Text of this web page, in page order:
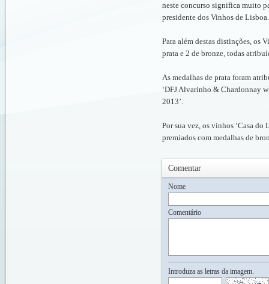
neste concurso significa muito
presidente dos Vinhos de Lisboa.
Para além destas distinções, os
prata e 2 de bronze, todas
As medalhas de prata foram
‘DFJ Alvarinho & Chardonnay
2013’.
Por sua vez, os vinhos ‘Casa
premiados com medalhas de
Comentar
Nome
Comentário
Introduza as letras da imagem.